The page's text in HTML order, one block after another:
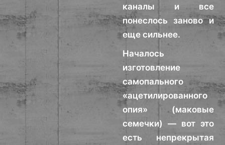
каналы и все
понеслось заново и
еще сильнее.
Началось
изготовление
самопального
«ацетилированного
опия» (маковые
семечки) — вот это
есть непрекрытая